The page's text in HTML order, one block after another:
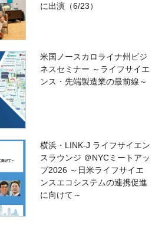
に出演（6/23）
米国ノースカロライナ州ビジ
ネスセミナー ～ライフサイエ
ンス・先端製造業の最前線～
横浜・LINK-J ライフサイエン
スラウンジ ＠NYCミートアッ
プ2026 ～日米ライフサイエ
ンスエコシステムの連携促進
に向けて～